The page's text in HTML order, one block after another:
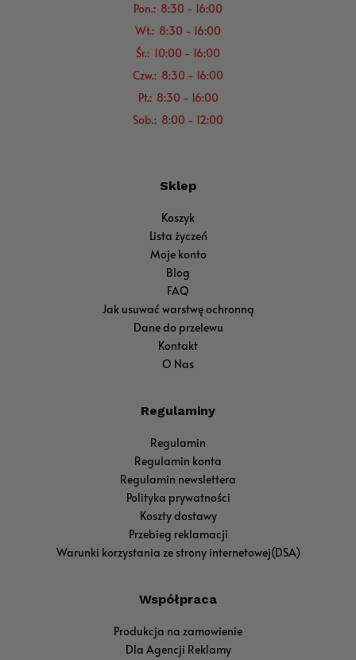
Pon.: 8:30 - 16:00
Wt.: 8:30 - 16:00
Śr.: 10:00 - 16:00
Czw.: 8:30 - 16:00
Pt.: 8:30 - 16:00
Sob.: 8:00 - 12:00
Sklep
Koszyk
Lista życzeń
Moje konto
Blog
FAQ
Jak usuwać warstwę ochronną
Dane do przelewu
Kontakt
O Nas
Regulaminy
Regulamin
Regulamin konta
Regulamin newslettera
Polityka prywatności
Koszty dostawy
Przebieg reklamacji
Warunki korzystania ze strony internetowej(DSA)
Współpraca
Produkcja na zamowienie
Dla Agencji Reklamy